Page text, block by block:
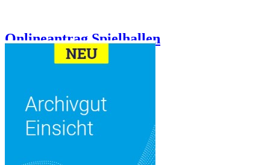
Onlineantrag Spielhallen